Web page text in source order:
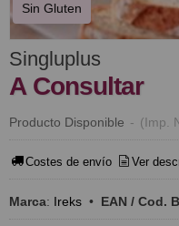
Sin Gluten
Singluplus
A Consultar
Producto Disponible - (Imp.
Costes de envío Ver
Marca: Ireks • EAN / Cod.